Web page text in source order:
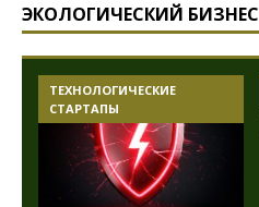
ЭКОЛОГИЧЕСКИЙ БИЗНЕС
ТЕХНОЛОГИЧЕСКИЕ
СТАРТАПЫ